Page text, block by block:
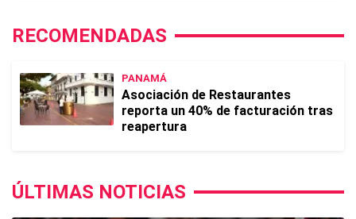
RECOMENDADAS
PANAMÁ
Asociación de Restaurantes
reporta un 40% de facturación tras
reapertura
ÚLTIMAS NOTICIAS